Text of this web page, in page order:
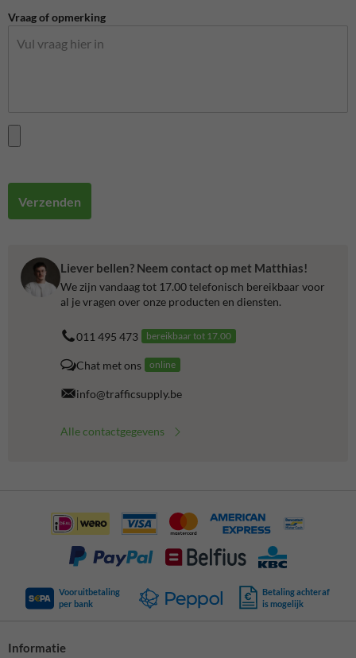
Vraag of opmerking
Verzenden
Liever bellen? Neem contact op met Matthias!
We zijn vandaag tot 17.00 telefonisch bereikbaar voor
al je vragen over onze producten en diensten.
011 495 473 bereikbaar tot 17.00
Chat met ons online
info@trafficsupply.be
Alle contactgegevens
Vooruitbetaling
per bank
Betaling achteraf
is mogelijk
Informatie